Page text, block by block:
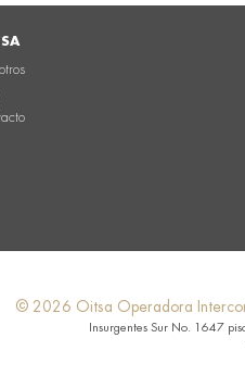
© 2026 Oitsa Operadora
Insurgentes Sur No. 1647